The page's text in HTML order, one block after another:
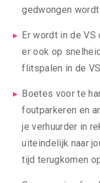
gedwongen
Er wordt in de
er ook op
flitspalen in de
Boetes voor te
foutparkeren en
je verhuurder in
uiteindelijk naar
tijd terugkomen